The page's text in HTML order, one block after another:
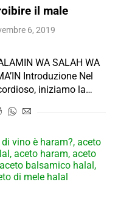
il male
6, 2019
WA SALAH WA
Introduzione Nel
iniziamo la…